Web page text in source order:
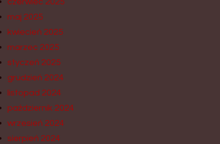
maj 2025
kwiecień 2025
marzec 2025
styczeń 2025
grudzień 2024
listopad 2024
październik 2024
wrzesień 2024
sierpień 2024